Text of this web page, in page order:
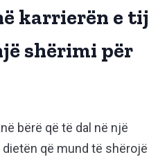
karrierën e tij
shërimi për
bërë që të dal në një
që mund të shërojë